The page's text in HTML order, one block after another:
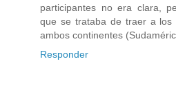
participantes no era clara,
que se trataba de traer a los
ambos continentes
Responder